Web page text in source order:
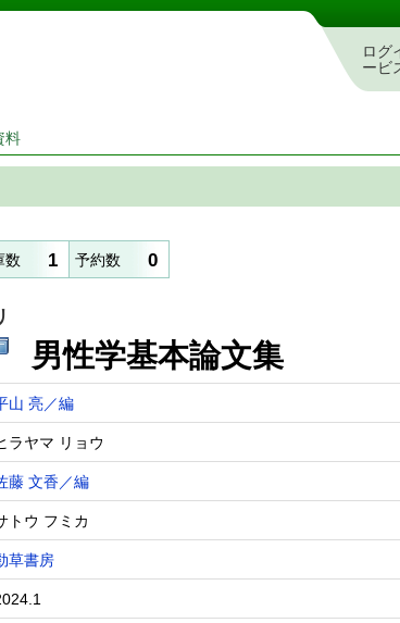
検索・予約システム
ログ
ービ
料
数 1 予約数 0
男性学基本論文集
山 亮／編
ラヤマ リョウ
藤 文香／編
トウ フミカ
草書房